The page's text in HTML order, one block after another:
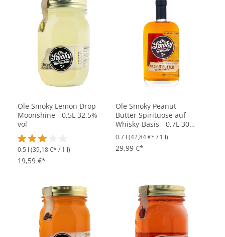
Ole Smoky Lemon Drop
Moonshine - 0,5L 32,5%
vol
Durchschnittliche Bewertung von 3 von 5 Sternen
0.5 l (39,18 €* / 1 l)
19,59 €*
Ole Smoky Peanut
Butter Spirituose auf
Whisky-Basis - 0,7L 30%
vol
0.7 l (42,84 €* / 1 l)
29,99 €*